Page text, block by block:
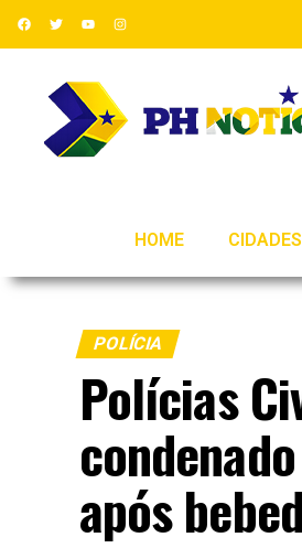
HOME CIDADES
POLÍCIA
Polícias
após